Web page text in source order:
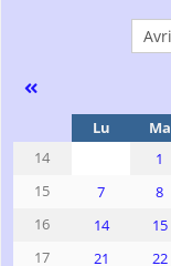
mois
Lu Ma
14
1
15
7 8
16
14 15
17
21 22